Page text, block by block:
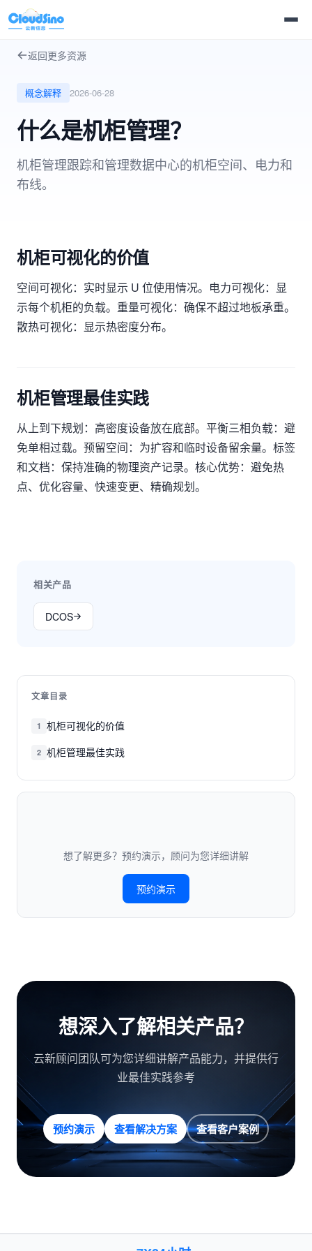
返回更多资源
概念解释 2026-06-28
什么是机柜管理？
机柜管理跟踪和管理数据中心的机柜空间、电力和
布线。
机柜可视化的价值
空间可视化：实时显示 U 位使用情况。电力可视化：显
示每个机柜的负载。重量可视化：确保不超过地板承重。
散热可视化：显示热密度分布。
机柜管理最佳实践
从上到下规划：高密度设备放在底部。平衡三相负载：避
免单相过载。预留空间：为扩容和临时设备留余量。标签
和文档：保持准确的物理资产记录。核心优势：避免热
点、优化容量、快速变更、精确规划。
相关产品
DCOS
文章目录
1 机柜可视化的价值
2 机柜管理最佳实践
想了解更多？预约演示，顾问为您详细讲解
预约演示
想深入了解相关产品？
云新顾问团队可为您详细讲解产品能力，并提供行
业最佳实践参考
预约演示 查看解决方案 查看客户案例